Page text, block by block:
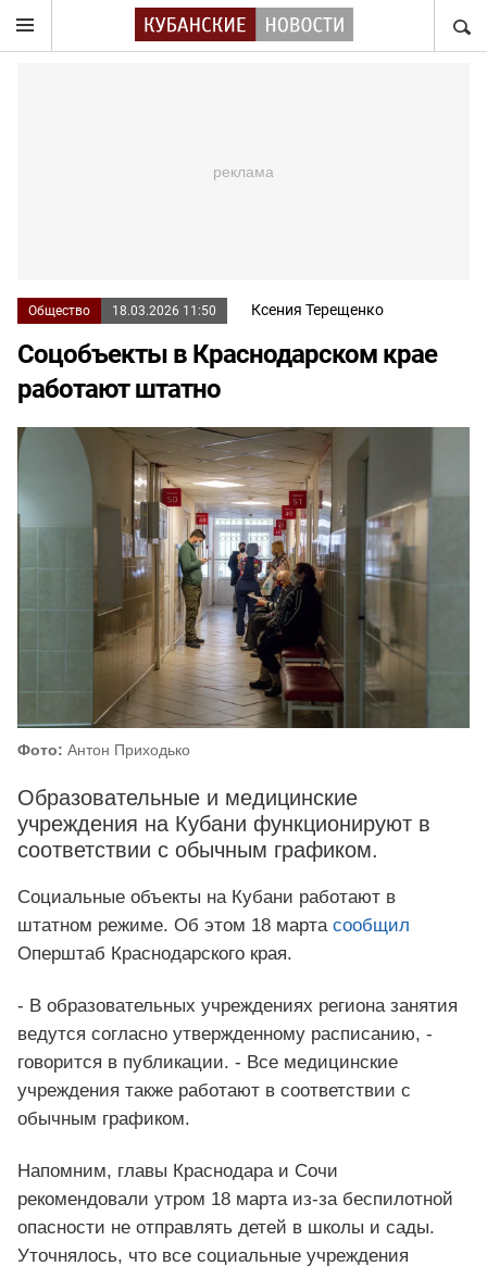
Общество 18.03.2026 11:50 Ксения Терещенко
Соцобъекты в Краснодарском крае
работают штатно
Фото: Антон Приходько
Образовательные и медицинские
учреждения на Кубани функционируют в
соответствии с обычным графиком.
Социальные объекты на Кубани работают в
штатном режиме. Об этом 18 марта сообщил
Оперштаб Краснодарского края.
- В образовательных учреждениях региона занятия
ведутся согласно утвержденному расписанию, -
говорится в публикации. - Все медицинские
учреждения также работают в соответствии с
обычным графиком.
Напомним, главы Краснодара и Сочи
рекомендовали утром 18 марта из-за беспилотной
опасности не отправлять детей в школы и сады.
Уточнялось, что все социальные учреждения